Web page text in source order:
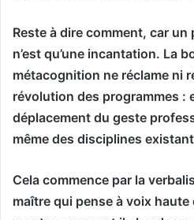
Reste à dire comment, car
n’est qu’une incantation. La
métacognition ne réclame ni
révolution des programmes :
déplacement du geste
même des disciplines
Cela commence par la
maître qui pense à voix